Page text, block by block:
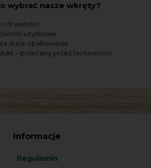
wybrać nasze wkręty?
i trwałości
użytkowe
duże opakowanie
– polecany przez fachowców
Informacje
Regulamin